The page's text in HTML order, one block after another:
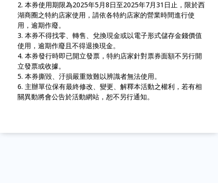
本券使⽤期限為2025年5⽉8⽇⾄2025年7⽉31⽇⽌，限於西
湖商圈之特約店家使⽤，請依各特約店家的營業時間進⾏使
⽤，逾期作廢。
本券不得找零、轉售、兌換現⾦或以電⼦形式儲存⾦錢價值
使⽤，逾期作廢且不得退換現⾦。
本券發⾏時即已開⽴發票，特約店家針對票券⾯額不另⾏開
⽴發票或收據。
本券撕毀、汙損嚴重致難以辨識者無法使⽤。
主辦單位保有最終修改、變更、解釋本活動之權利，若有相
關異動將會公告於活動網站，恕不另⾏通知。